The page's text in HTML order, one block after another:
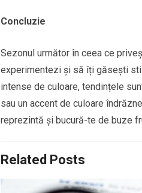
Concluzie
Sezonul următor în ceea ce
experimentezi și să îți găsești
intense de culoare, tendințele
sau un accent de culoare
reprezintă și bucură-te de buze
Related Posts